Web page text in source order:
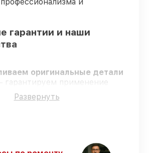
гарантии и наши
оригинальные детали
– гарантируем применение
комплектующих.
мастера
– ремонт
Развернуть